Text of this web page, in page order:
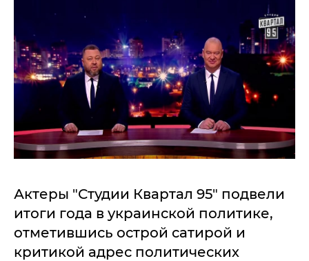
Актеры "Студии Квартал 95" подвели
итоги года в украинской политике,
отметившись острой сатирой и
критикой адрес политических